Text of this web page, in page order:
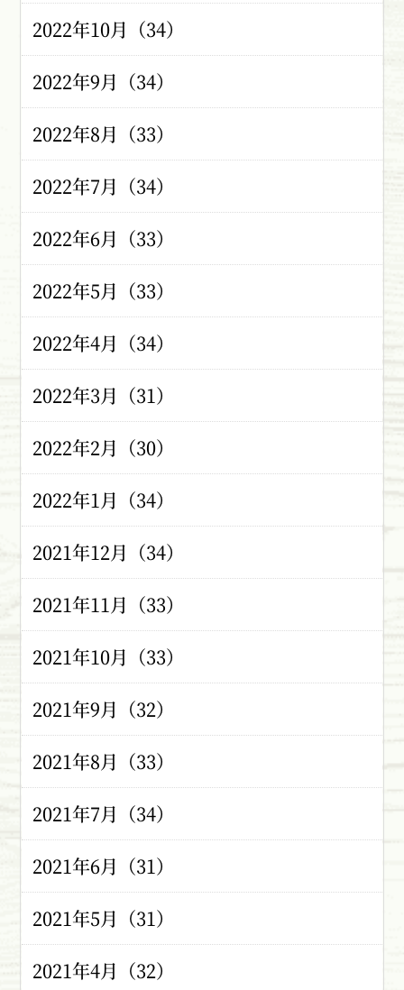
2022年10月（34）
2022年9月（34）
2022年8月（33）
2022年7月（34）
2022年6月（33）
2022年5月（33）
2022年4月（34）
2022年3月（31）
2022年2月（30）
2022年1月（34）
2021年12月（34）
2021年11月（33）
2021年10月（33）
2021年9月（32）
2021年8月（33）
2021年7月（34）
2021年6月（31）
2021年5月（31）
2021年4月（32）